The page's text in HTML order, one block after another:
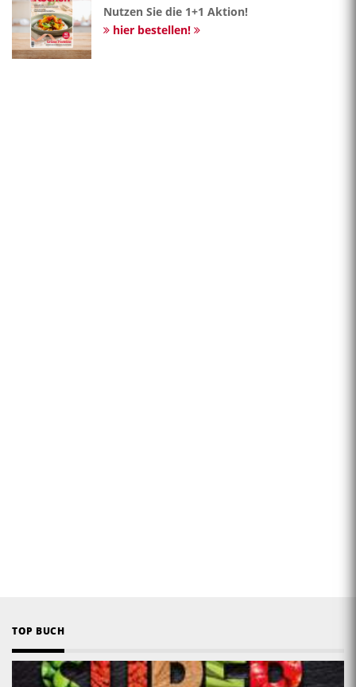
Nutzen Sie die 1+1 Aktion!
hier bestellen!
TOP BUCH